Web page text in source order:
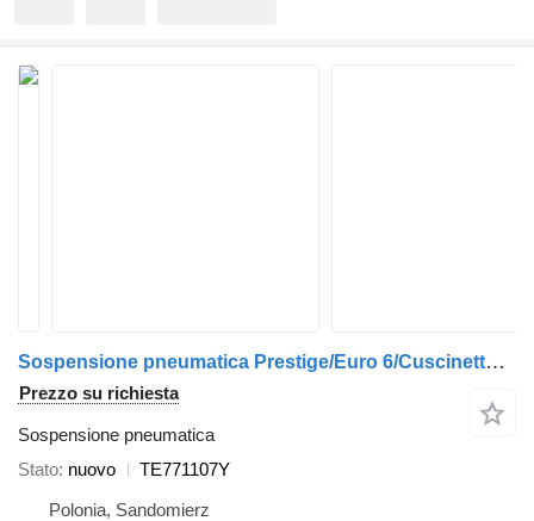
Sospensione pneumatica Prestige/Euro 6/Cuscinetto in gomma/ TE771107Y per autobus Temsa Prestij/Euro 6
Prezzo su richiesta
Sospensione pneumatica
Stato nuovo
TE771107Y
Polonia, Sandomierz